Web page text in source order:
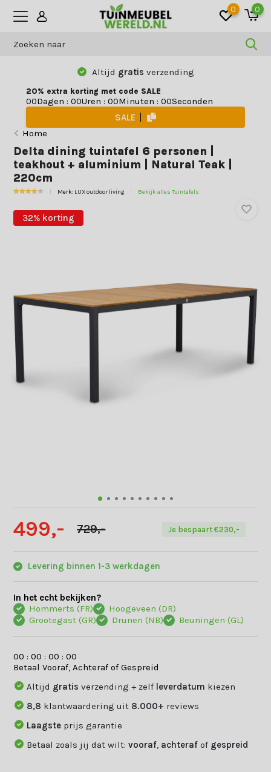
0 0
Altijd gratis verzending
20% extra korting met code SALE
00Dagen : 00Uren : 00Minuten : 00Seconden
SALE
Home
Delta dining tuintafel 6 personen |
teakhout + aluminium | Natural Teak |
220cm
Merk: LUX outdoor living Bekijk alles Tuintafels
32% korting
499,- 729,- Je bespaart €230,-
Levering binnen 1-3 werkdagen
In het echt bekijken?
Hommerts (FR)
Hoogeveen (DR)
Grootegast (GR)
Drunen (NB) Beuningen (GL)
00 :00 :00 :00
Betaal Vooraf, Achteraf of Gespreid
Altijd gratisverzending + zelf leverdatum kiezen
8,8 klantwaardering uit 8.000+ reviews
Laagste prijs garantie
Betaal zoals jij dat wilt:vooraf achteraf of gespreid